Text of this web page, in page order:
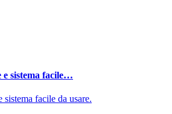
e sistema facile…
facile da usare.